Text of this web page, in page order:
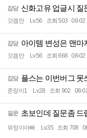
잡담 신화고유 업글시
갓겜만 Lv.56 조회 503 08-02
잡담 아이템 변성은 맨
갓겜만 Lv.56 조회 668 08-02
잡담 플스는 이번버그 못
준장이1 Lv.28 조회 902 08-
질문 초보인데 질문좀 드
유정이아빠 Lv.35 조회 708